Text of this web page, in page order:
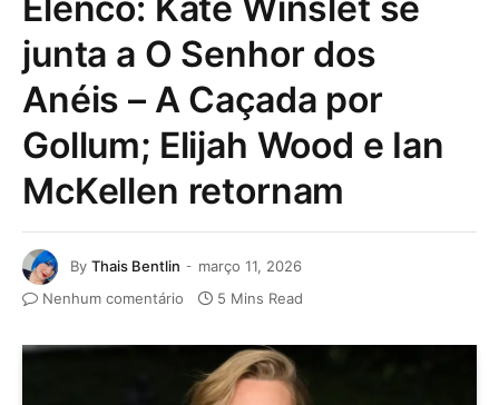
junta a O Senhor dos
Anéis – A Caçada por
Gollum; Elijah Wood e Ian
McKellen retornam
By Thais Bentlin
março 11, 2026
Nenhum comentário
5 Mins Read